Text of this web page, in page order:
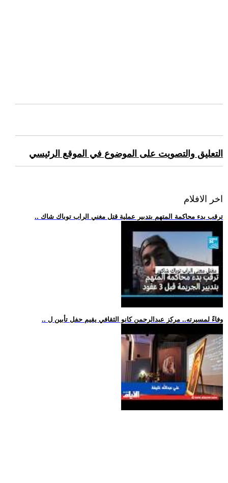
التعليق والتصويت على الموضوع في الموقع الرئيسي
اخر الافلام
.. ترقب بدء محاكمة المتهم بتدبير عملية قتل مغني الراب توباك شاك
.. وفاءً لمسيرته.. مركز عبدالرحمن كانو الثقافي يقيم حفل تأبين ل